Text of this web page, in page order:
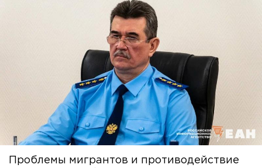
Проблемы мигрантов и противодействие